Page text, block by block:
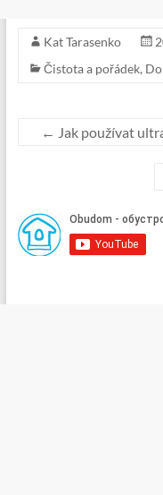
Kat Tarasenko
Čistota a pořádek,
← Jak používat